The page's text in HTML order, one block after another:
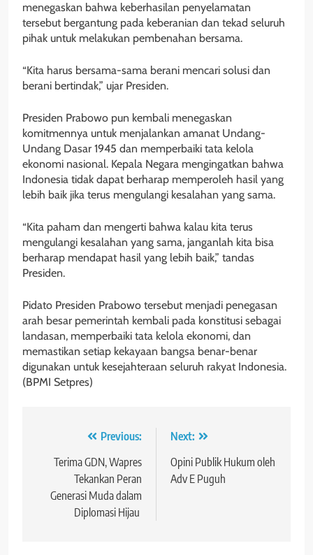
menegaskan bahwa keberhasilan penyelamatan
tersebut bergantung pada keberanian dan tekad seluruh
pihak untuk melakukan pembenahan bersama.
“Kita harus bersama-sama berani mencari solusi dan
berani bertindak,” ujar Presiden.
Presiden Prabowo pun kembali menegaskan
komitmennya untuk menjalankan amanat Undang-
Undang Dasar 1945 dan memperbaiki tata kelola
ekonomi nasional. Kepala Negara mengingatkan bahwa
Indonesia tidak dapat berharap memperoleh hasil yang
lebih baik jika terus mengulangi kesalahan yang sama.
“Kita paham dan mengerti bahwa kalau kita terus
mengulangi kesalahan yang sama, janganlah kita bisa
berharap mendapat hasil yang lebih baik,” tandas
Presiden.
Pidato Presiden Prabowo tersebut menjadi penegasan
arah besar pemerintah kembali pada konstitusi sebagai
landasan, memperbaiki tata kelola ekonomi, dan
memastikan setiap kekayaan bangsa benar-benar
digunakan untuk kesejahteraan seluruh rakyat Indonesia.
(BPMI Setpres)
Navigasi
pos
Previous:
Terima GDN, Wapres
Tekankan Peran
Generasi Muda dalam
Diplomasi Hijau
Next:
Opini Publik Hukum oleh
Adv E Puguh